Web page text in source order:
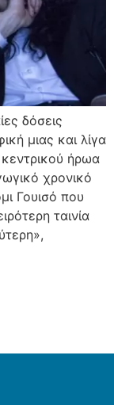
δόσεις
μιας και λίγα
ήρωα
χρονικό
Γουισό που
ταινία